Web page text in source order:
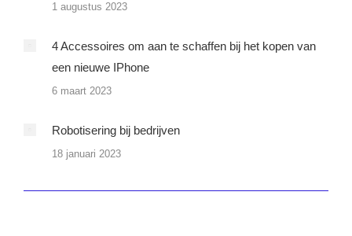
1 augustus 2023
4 Accessoires om aan te schaffen bij het kopen van
een nieuwe IPhone
6 maart 2023
Robotisering bij bedrijven
18 januari 2023